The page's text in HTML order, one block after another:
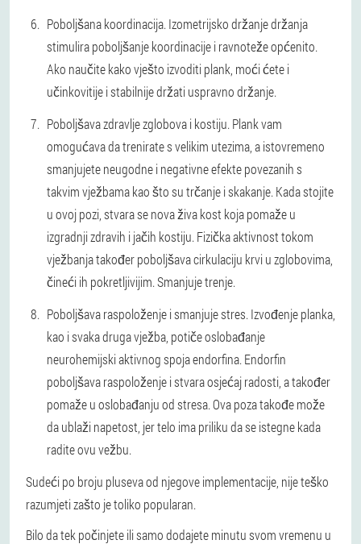
Poboljšana koordinacija. Izometrijsko držanje držanja
stimulira poboljšanje koordinacije i ravnoteže općenito.
Ako naučite kako vješto izvoditi plank, moći ćete i
učinkovitije i stabilnije držati uspravno držanje.
Poboljšava zdravlje zglobova i kostiju. Plank vam
omogućava da trenirate s velikim utezima, a istovremeno
smanjujete neugodne i negativne efekte povezanih s
takvim vježbama kao što su trčanje i skakanje. Kada stojite
u ovoj pozi, stvara se nova živa kost koja pomaže u
izgradnji zdravih i jačih kostiju. Fizička aktivnost tokom
vježbanja također poboljšava cirkulaciju krvi u zglobovima,
čineći ih pokretljivijim. Smanjuje trenje.
Poboljšava raspoloženje i smanjuje stres. Izvođenje planka,
kao i svaka druga vježba, potiče oslobađanje
neurohemijski aktivnog spoja endorfina. Endorfin
poboljšava raspoloženje i stvara osjećaj radosti, a također
pomaže u oslobađanju od stresa. Ova poza takođe može
da ublaži napetost, jer telo ima priliku da se istegne kada
radite ovu vežbu.
Sudeći po broju pluseva od njegove implementacije, nije teško
razumjeti zašto je toliko popularan.
Bilo da tek počinjete ili samo dodajete minutu svom vremenu u